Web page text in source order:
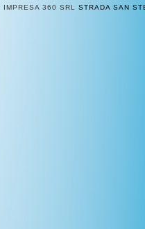
IMPRESA 360 SRL STRADA SAN